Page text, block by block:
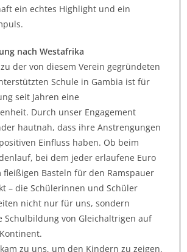
ein echtes Highlight und ein
nach Westafrika
der von diesem Verein gegründeten
Schule in Gambia ist für
seit Jahren eine
Durch unser Engagement
hautnah, dass ihre Anstrengungen
Einfluss haben. Ob beim
bei dem jeder erlaufene Euro
Basteln für den Ramspauer
– die Schülerinnen und Schüler
nicht nur für uns, sondern
Schulbildung von Gleichaltrigen auf
zu uns, um den Kindern zu zeigen,